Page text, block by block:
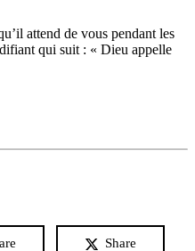
attend de vous pendant les
qui suit : « Dieu appelle
Share